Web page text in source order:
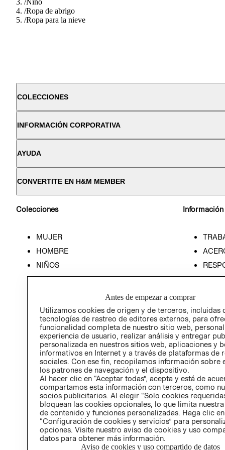
/Nino
/Ropa de abrigo
/Ropa para la nieve
COLECCIONES
INFORMACIÓN CORPORATIVA
AYUDA
CONVERTITE EN H&M MEMBER
Colecciones
MUJER
HOMBRE
NIÑOS
HOME
Antes de empezar a comprar
Utilizamos cookies de origen y de terceros, incluidas
tecnologías de rastreo de editores externos, para
funcionalidad completa de nuestro sitio web,
experiencia de usuario, realizar análisis y entregar
personalizada en nuestros sitios web, aplicaciones y
informativos en Internet y a través de plataformas de
sociales. Con ese fin, recopilamos información sobre
los patrones de navegación y el dispositivo.
Al hacer clic en “Aceptar todas”, acepta y está de
compartamos esta información con terceros, como
socios publicitarios. Al elegir “Solo cookies
bloquean las cookies opcionales, lo que limita
de contenido y funciones personalizadas. Haga clic en
“Configuración de cookies y servicios” para
opciones. Visite nuestro aviso de cookies y uso
datos para obtener más información.
Aviso de cookies y uso compartido de datos